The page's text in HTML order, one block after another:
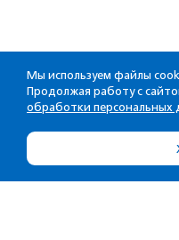
Мы используем файлы
Продолжая работу с
обработки персональных